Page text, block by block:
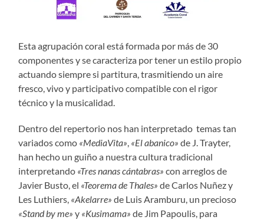
Esta agrupación coral está formada por más de 30
componentes y se caracteriza por tener un estilo propio
actuando siempre si partitura, trasmitiendo un aire
fresco, vivo y participativo compatible con el rigor
técnico y la musicalidad.
Dentro del repertorio nos han interpretado temas tan
variados como «MediaVita», «El abanico» de J. Trayter,
han hecho un guiño a nuestra cultura tradicional
interpretando «Tres nanas cántabras» con arreglos de
Javier Busto, el «Teorema de Thales» de Carlos Nuñez y
Les Luthiers, «Akelarre» de Luis Aramburu, un precioso
«Stand by me» y «Kusimama» de Jim Papoulis, para